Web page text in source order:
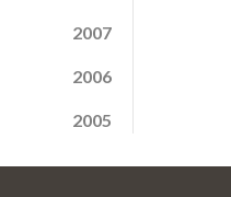
2007
2006
2005